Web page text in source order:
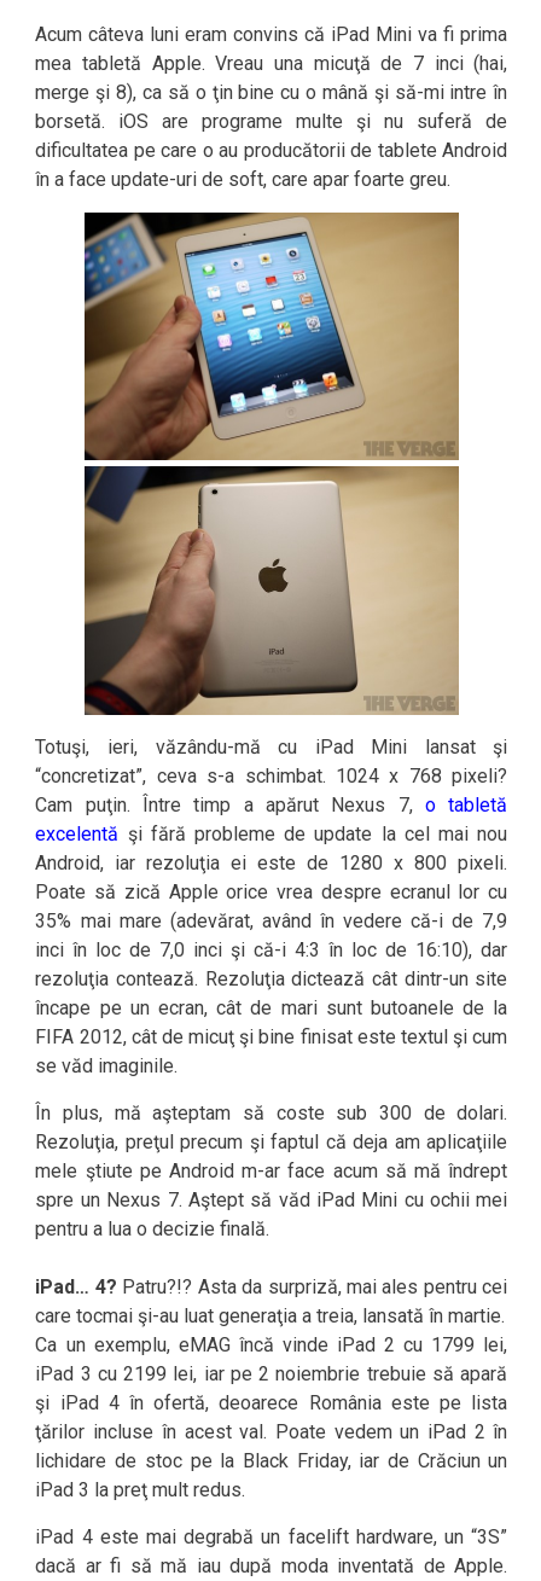
Acum câteva luni eram convins că iPad Mini va fi prima
mea tabletă Apple. Vreau una micuţă de 7 inci (hai,
merge şi 8), ca să o ţin bine cu o mână şi să-mi intre în
borsetă. iOS are programe multe şi nu suferă de
dificultatea pe care o au producătorii de tablete Android
în a face update-uri de soft, care apar foarte greu.
Totuşi, ieri, văzându-mă cu iPad Mini lansat şi
“concretizat”, ceva s-a schimbat. 1024 x 768 pixeli?
Cam puţin. Între timp a apărut Nexus 7, o tabletă
excelentă şi fără probleme de update la cel mai nou
Android, iar rezoluţia ei este de 1280 x 800 pixeli.
Poate să zică Apple orice vrea despre ecranul lor cu
35% mai mare (adevărat, având în vedere că-i de 7,9
inci în loc de 7,0 inci şi că-i 4:3 în loc de 16:10), dar
rezoluţia contează. Rezoluţia dictează cât dintr-un site
încape pe un ecran, cât de mari sunt butoanele de la
FIFA 2012, cât de micuţ şi bine finisat este textul şi cum
se văd imaginile.
În plus, mă aşteptam să coste sub 300 de dolari.
Rezoluţia, preţul precum şi faptul că deja am aplicaţiile
mele ştiute pe Android m-ar face acum să mă îndrept
spre un Nexus 7. Aştept să văd iPad Mini cu ochii mei
pentru a lua o decizie finală.
iPad… 4? Patru?!? Asta da surpriză, mai ales pentru cei
care tocmai şi-au luat generaţia a treia, lansată în martie.
Ca un exemplu, eMAG încă vinde iPad 2 cu 1799 lei,
iPad 3 cu 2199 lei, iar pe 2 noiembrie trebuie să apară
şi iPad 4 în ofertă, deoarece România este pe lista
ţărilor incluse în acest val. Poate vedem un iPad 2 în
lichidare de stoc pe la Black Friday, iar de Crăciun un
iPad 3 la preţ mult redus.
iPad 4 este mai degrabă un facelift hardware, un “3S”
dacă ar fi să mă iau după moda inventată de Apple.